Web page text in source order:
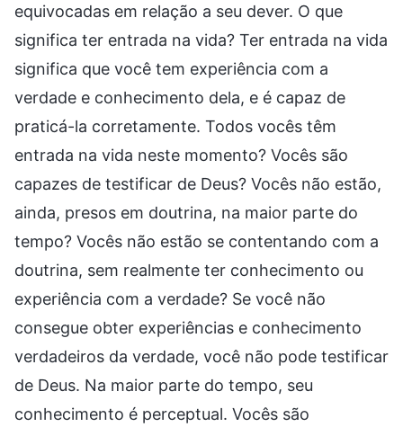
equivocadas em relação a seu dever. O que
significa ter entrada na vida? Ter entrada na vida
significa que você tem experiência com a
verdade e conhecimento dela, e é capaz de
praticá-la corretamente. Todos vocês têm
entrada na vida neste momento? Vocês são
capazes de testificar de Deus? Vocês não estão,
ainda, presos em doutrina, na maior parte do
tempo? Vocês não estão se contentando com a
doutrina, sem realmente ter conhecimento ou
experiência com a verdade? Se você não
consegue obter experiências e conhecimento
verdadeiros da verdade, você não pode testificar
de Deus. Na maior parte do tempo, seu
conhecimento é perceptual. Vocês são